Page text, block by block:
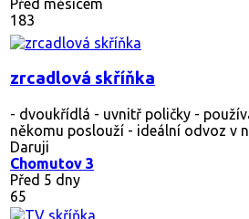
Před měsícem
183
zrcadlová skříňka
- dvoukřídlá - uvnitř poličky -
někomu poslouží - ideální odvoz v
Daruji
Chomutov 3
Před 5 dny
65